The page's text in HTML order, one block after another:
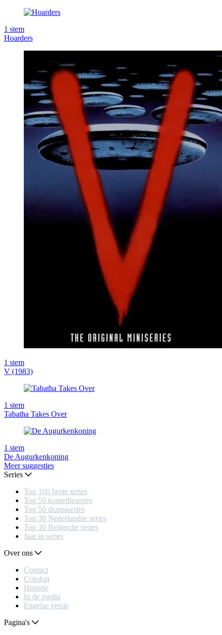
1 stem
Hoarders
1 stem
V (1983)
1 stem
Tabatha Takes Over
1 stem
De Augurkenkoning
Meer suggesties
Series
Top 100 beste series
Top 50 komedieseries
Top 50 dramaseries
Top 30 Nederlandse series
Top 30 Belgische series
Jaar in series
Over ons
Contact
Colofon
Historie
In de media
Engelse versie
Pagina's